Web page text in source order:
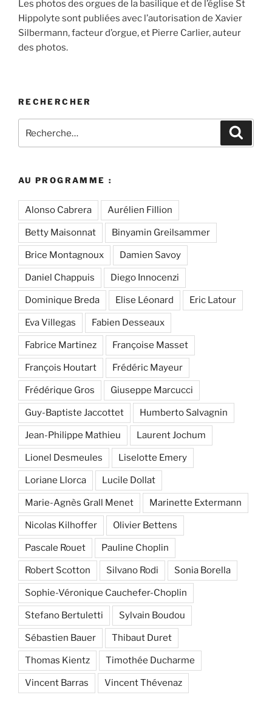
Les photos des orgues de la basilique et de l’église St
Hippolyte sont publiées avec l’autorisation de Xavier
Silbermann, facteur d’orgue, et Pierre Carlier, auteur
des photos.
RECHERCHER
pour
AU PROGRAMME :
Alonso Cabrera Aurélien Fillion
Betty Maisonnat Binyamin Greilsammer
Brice Montagnoux Damien Savoy
Daniel Chappuis Diego Innocenzi
Dominique Breda Elise Léonard Eric Latour
Eva Villegas Fabien Desseaux
Fabrice Martinez Françoise Masset
François Houtart Frédéric Mayeur
Frédérique Gros Giuseppe Marcucci
Guy-Baptiste Jaccottet Humberto Salvagnin
Jean-Philippe Mathieu Laurent Jochum
Lionel Desmeules Liselotte Emery
Loriane Llorca Lucile Dollat
Marie-Agnès Grall Menet Marinette Extermann
Nicolas Kilhoffer Olivier Bettens
Pascale Rouet Pauline Choplin
Robert Scotton Silvano Rodi Sonia Borella
Sophie-Véronique Cauchefer-Choplin
Stefano Bertuletti Sylvain Boudou
Sébastien Bauer Thibaut Duret
Thomas Kientz Timothée Ducharme
Vincent Barras Vincent Thévenaz